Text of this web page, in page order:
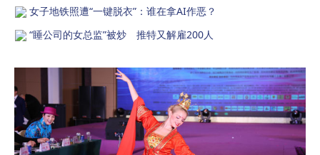
女子地铁照遭“一键脱衣”：谁在拿AI作恶？
“睡公司的女总监”被炒 推特又解雇200人